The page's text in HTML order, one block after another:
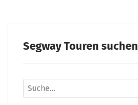
Segway Touren suchen